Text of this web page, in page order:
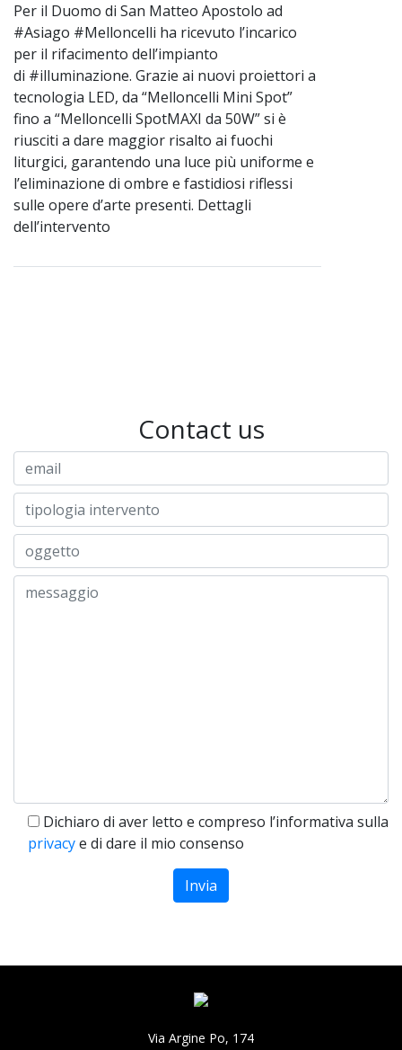
Per il Duomo di San Matteo Apostolo ad
#Asiago #Melloncelli ha ricevuto l’incarico
per il rifacimento dell’impianto
di #illuminazione. Grazie ai nuovi proiettori a
tecnologia LED, da “Melloncelli Mini Spot”
fino a “Melloncelli SpotMAXI da 50W” si è
riusciti a dare maggior risalto ai fuochi
liturgici, garantendo una luce più uniforme e
l’eliminazione di ombre e fastidiosi riflessi
sulle opere d’arte presenti. Dettagli
dell’intervento
Contact us
Dichiaro di aver letto e compreso l’informativa sulla
privacye di dare il mio consenso
Via Argine Po, 174